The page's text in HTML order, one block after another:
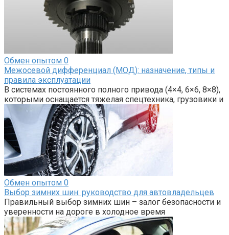
Обмен опытом 0
Межосевой дифференциал (МОД): назначение, типы и
правила эксплуатации
В системах постоянного полного привода (4×4, 6×6, 8×8),
которыми оснащается тяжелая спецтехника, грузовики и
Обмен опытом 0
Выбор зимних шин: руководство для автовладельцев
Правильный выбор зимних шин – залог безопасности и
уверенности на дороге в холодное время